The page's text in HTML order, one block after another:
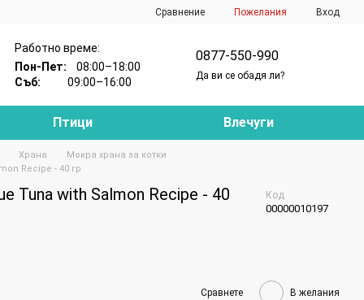
Сравнение Пожелания Вход
Работно време:
Пон-Пет:08:00–18:00
Съб:09:00–16:00
0877-550-990
Да ви се обадя ли?
Птици Влечуги
Храна
Мокра храна за котки
Recipe - 40 гр
Tuna with Salmon Recipe - 40 Код
00000010197
Сравнете В желания